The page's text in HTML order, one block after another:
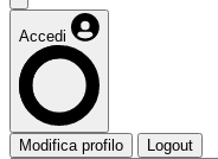
Accedi
Modifica profilo Logout